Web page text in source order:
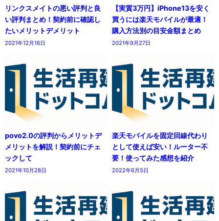
リンクスメイトの悪い評判と良
い評判まとめ！契約前に確認し
たいメリットデメリット
2021年12月16日
【実質3万円】iPhone13を安く
買うには楽天モバイルが最適！
購入方法別の目安金額まとめ
2021年9月27日
povo2.0の評判からメリットデ
メリットを解説！契約前にチェ
ックして
2021年10月28日
楽天モバイルを固定回線代わり
として使えば安い！ルーター不
要！使ってみた感想を紹介
2022年6月5日